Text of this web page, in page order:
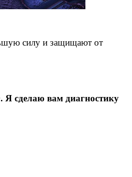
силу и защищают от
Я сделаю вам диагностику